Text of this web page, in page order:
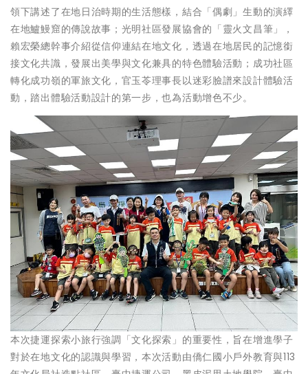
領下講述了在地日治時期的生活態樣，結合「偶劇」生動的演繹
在地鱸鰻窟的傳說故事；光明社區發展協會的「靈火文昌筆」，
賴宏榮總幹事介紹從信仰連結在地文化，透過在地居民的記憶銜
接文化共識，發展出美學與文化兼具的特色體驗活動；成功社區
轉化成功嶺的軍旅文化，官玉苓理事長以迷彩臉譜來設計體驗活
動，踏出體驗活動設計的第一步，也為活動增色不少。
本次捷運探索小旅行強調「文化探索」的重要性，旨在增進學子
對於在地文化的認識與學習，本次活動由僑仁國小戶外教育與113